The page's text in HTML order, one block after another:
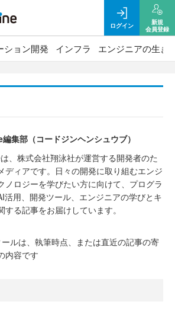
ログイン
新規
会員登録
ション開発 インフラ エンジニアの生き
集部（コードジンヘンシュウブ）
、株式会社翔泳社が運営する開発者のた
ディアです。日々の開発に取り組むエンジ
ノロジーを学びたい方に向けて、プログラ
活用、開発ツール、エンジニアの学びとキ
する記事をお届けしています。
ルは、執筆時点、または直近の記事の寄
内容です